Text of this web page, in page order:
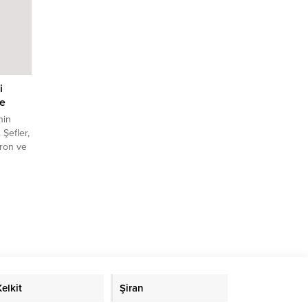
Şefler,
ve
Şiran